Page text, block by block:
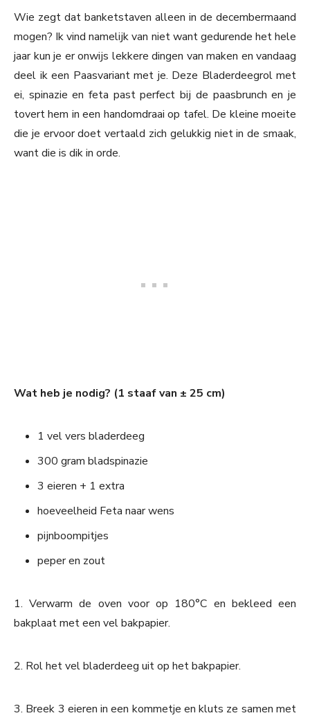
Wie zegt dat banketstaven alleen in de decembermaand
mogen? Ik vind namelijk van niet want gedurende het hele
jaar kun je er onwijs lekkere dingen van maken en vandaag
deel ik een Paasvariant met je. Deze Bladerdeegrol met
ei, spinazie en feta past perfect bij de paasbrunch en je
tovert hem in een handomdraai op tafel. De kleine moeite
die je ervoor doet vertaald zich gelukkig niet in de smaak,
want die is dik in orde.
Wat heb je nodig? (1 staaf van ± 25 cm)
1 vel vers bladerdeeg
300 gram bladspinazie
3 eieren + 1 extra
hoeveelheid Feta naar wens
pijnboompitjes
peper en zout
1. Verwarm de oven voor op 180°C en bekleed een
bakplaat met een vel bakpapier.
2. Rol het vel bladerdeeg uit op het bakpapier.
3. Breek 3 eieren in een kommetje en kluts ze samen met